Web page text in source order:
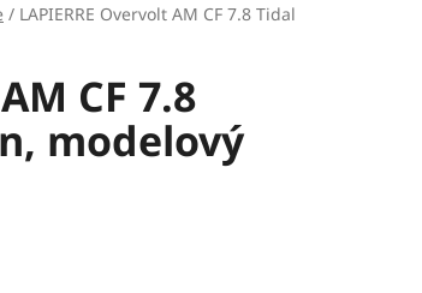
/ LAPIERRE Overvolt AM CF 7.8 Tidal
CF 7.8
modelový